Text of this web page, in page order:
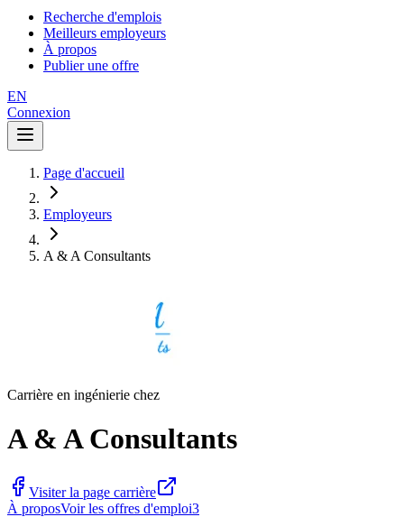
Recherche d'emplois
Meilleurs employeurs
À propos
Publier une offre
EN
Connexion
Page d'accueil
Employeurs
A & A Consultants
Carrière en ingénierie chez
A & A Consultants
Visiter la page carrière
À proposVoir les offres d'emploi3